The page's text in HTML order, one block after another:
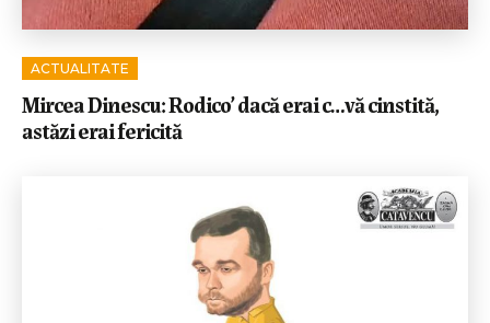
ACTUALITATE
Mircea Dinescu: Rodico’ dacă erai c…vă cinstită,
astăzi erai fericită